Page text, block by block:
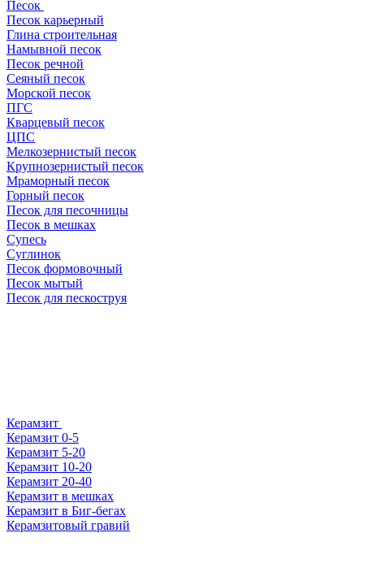
Песок
Песок карьерный
Глина строительная
Намывной песок
Песок речной
Сеяный песок
Морской песок
ПГС
Кварцевый песок
ЦПС
Мелкозернистый песок
Крупнозернистый песок
Мраморный песок
Горный песок
Песок для песочницы
Песок в мешках
Супесь
Суглинок
Песок формовочный
Песок мытый
Песок для пескоструя
Керамзит
Керамзит 0-5
Керамзит 5-20
Керамзит 10-20
Керамзит 20-40
Керамзит в мешках
Керамзит в Биг-бегах
Керамзитовый гравий